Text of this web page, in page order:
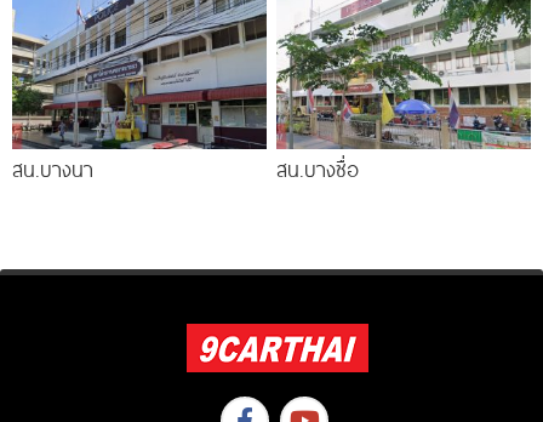
สน.บางนา สน.บางซื่อ